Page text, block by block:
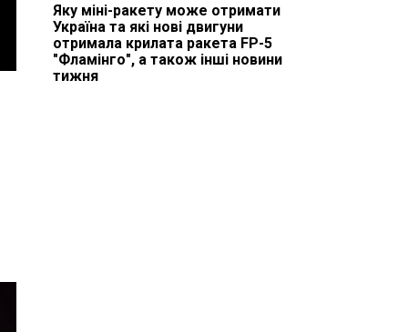
Яку міні-ракету може отримати
Україна та які нові двигуни
отримала крилата ракета FP-5
"Фламінго", а також інші новини
тижня